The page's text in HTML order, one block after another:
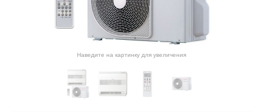
Наведите на картинку для увеличения